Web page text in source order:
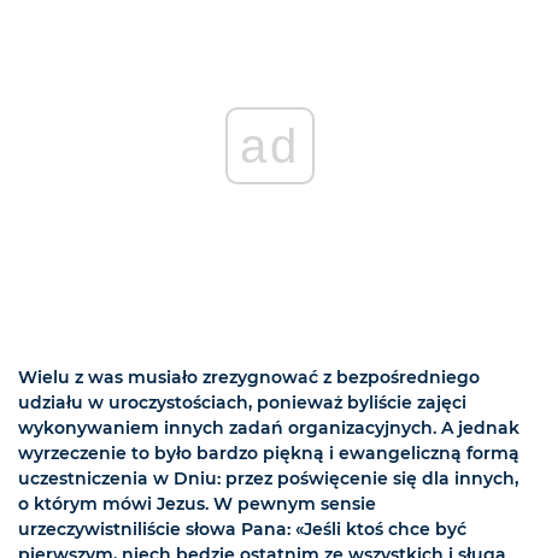
ad
Wielu z was musiało zrezygnować z bezpośredniego
udziału w uroczystościach, ponieważ byliście zajęci
wykonywaniem innych zadań organizacyjnych. A jednak
wyrzeczenie to było bardzo piękną i ewangeliczną formą
uczestniczenia w Dniu: przez poświęcenie się dla innych,
o którym mówi Jezus. W pewnym sensie
urzeczywistniliście słowa Pana: «Jeśli ktoś chce być